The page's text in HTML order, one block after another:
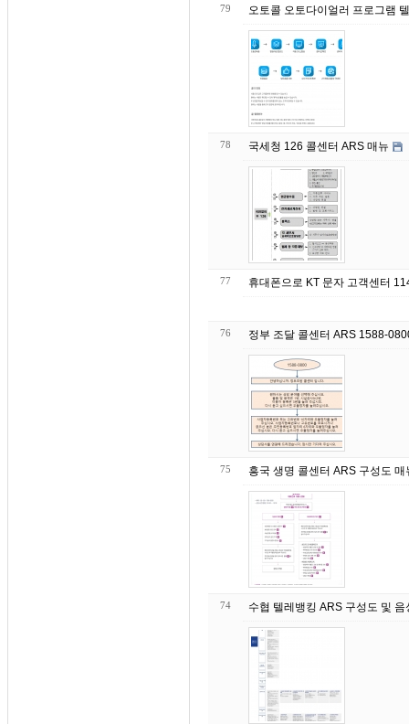
79 오토콜 오토다이얼러 프로그램
78 국세청 126 콜센터 ARS 매뉴
77 휴대폰으로 KT 문자 고객센터
76 정부 조달 콜센터 ARS 1588-
75 흥국 생명 콜센터 ARS 구성도
74 수협 텔레뱅킹 ARS 구성도 및